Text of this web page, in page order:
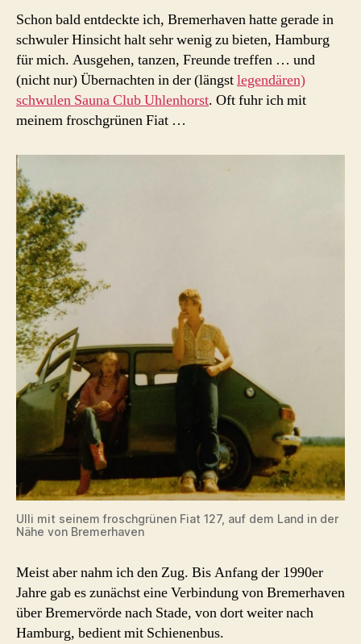
Schon bald entdeckte ich, Bremerhaven hatte gerade in
schwuler Hinsicht halt sehr wenig zu bieten, Hamburg
für mich. Ausgehen, tanzen, Freunde treffen … und
(nicht nur) Übernachten in der (längstlegendären)
schwulen Sauna Club Uhlenhorst. Oft fuhr ich mit
meinem froschgrünen Fiat …
Ulli mit seinem froschgrünen Fiat 127, auf dem Land in der
Nähe von Bremerhaven
Meist aber nahm ich den Zug. Bis Anfang der 1990er
Jahre gab es zunächst eine Verbindung von Bremerhaven
über Bremervörde nach Stade, von dort weiter nach
Hamburg, bedient mit Schienenbus.